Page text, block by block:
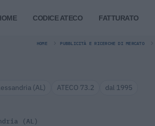
CODICE ATECO FATTURATO
HOME PUBBLICITÀ E RICERCHE DI MERCATO
(AL) ATECO 73.2 dal 1995
(AL)